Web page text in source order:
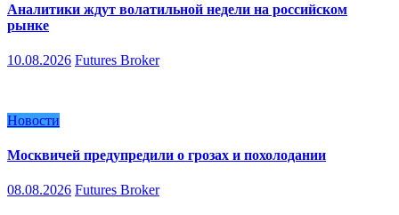
Аналитики ждут волатильной недели на российском
рынке
10.08.2026 Futures Broker
Новости
Москвичей предупредили о грозах и похолодании
08.08.2026 Futures Broker